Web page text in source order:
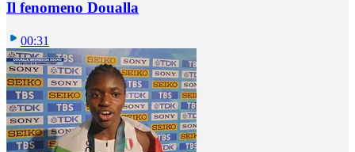
Il fenomeno Doualla
00:31